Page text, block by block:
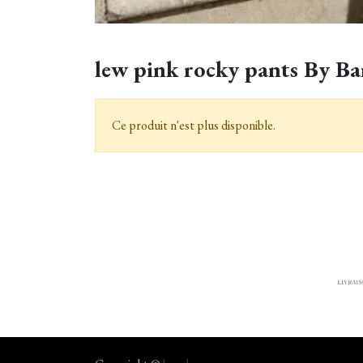
lew pink rocky pants By
Ce produit n'est plus disponible.